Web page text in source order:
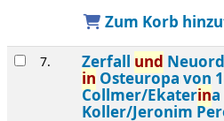
Zum Korb
7. Zerfall und
in Osteuropa von
Collmer/Ekaterin
Koller/Jeronim